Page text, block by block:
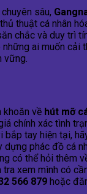
sâu,
thuật cá nhân
chắc và duy trì
ai muốn cải
vững.
khoăn về hút mỡ
chính xác tình
bắp tay hiện tại,
dựng phác đồ cá
có thể hỏi thêm
xem mình có
566 879 hoặc